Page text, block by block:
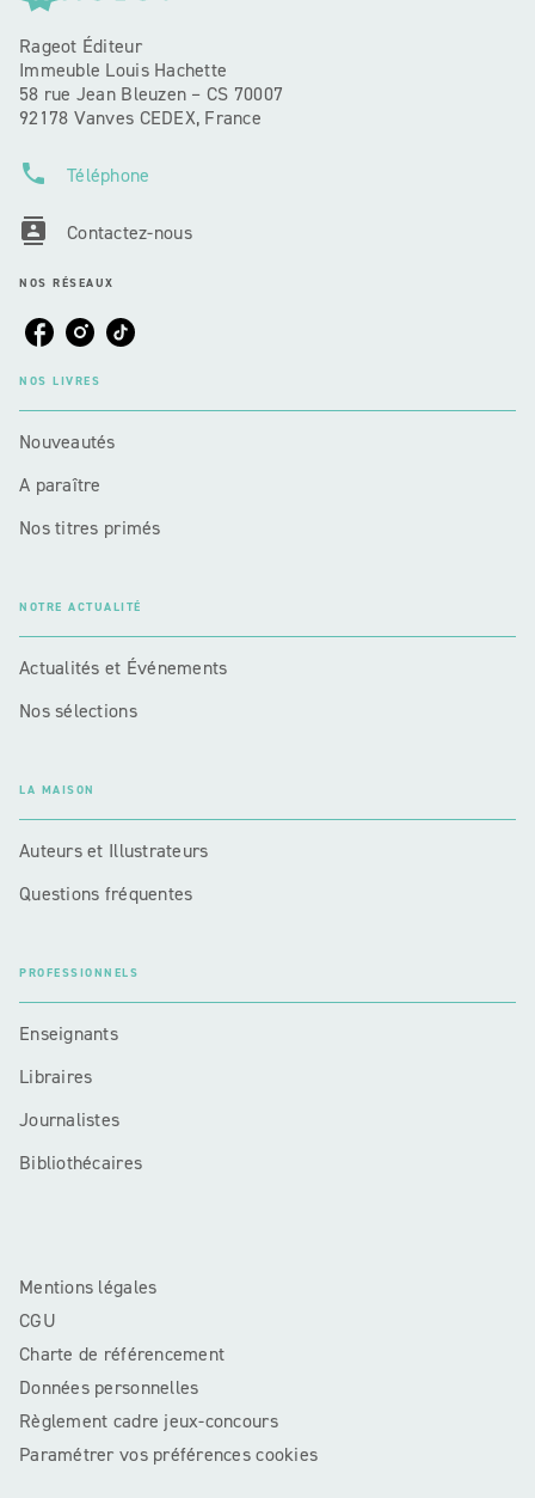
Rageot Éditeur
Immeuble Louis Hachette
58 rue Jean Bleuzen – CS 70007
92178 Vanves CEDEX, France
phone Téléphone
contacts Contactez-nous
NOS RÉSEAUX
NOS LIVRES
Nouveautés
A paraître
Nos titres primés
NOTRE ACTUALITÉ
Actualités et Événements
Nos sélections
LA MAISON
Auteurs et Illustrateurs
Questions fréquentes
PROFESSIONNELS
Enseignants
Libraires
Journalistes
Bibliothécaires
Mentions légales
CGU
Charte de référencement
Données personnelles
Règlement cadre jeux-concours
Paramétrer vos préférences cookies